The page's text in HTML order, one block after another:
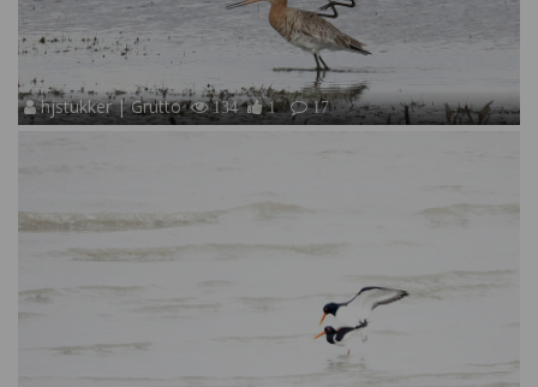
hjstukker | Grutto 134 1 17